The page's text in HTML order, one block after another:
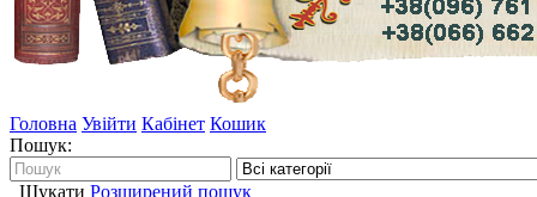
Головна Увійти Кабінет Кошик
Пошук:
Шукати Розширений пошук